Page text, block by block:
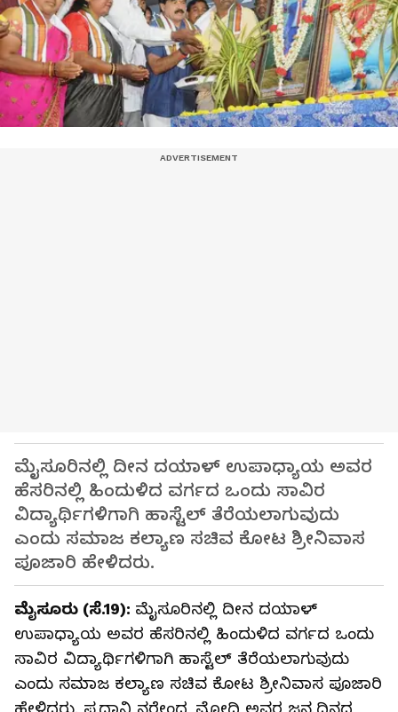
ಮೈಸೂರಿನಲ್ಲಿ ದೀನ ದಯಾಳ್‌ ಉಪಾಧ್ಯಾಯ ಅವರ
ಹೆಸರಿನಲ್ಲಿ ಹಿಂದುಳಿದ ವರ್ಗದ ಒಂದು ಸಾವಿರ
ವಿದ್ಯಾರ್ಥಿಗಳಿಗಾಗಿ ಹಾಸ್ಟೆಲ್‌ ತೆರೆಯಲಾಗುವುದು
ಎಂದು ಸಮಾಜ ಕಲ್ಯಾಣ ಸಚಿವ ಕೋಟ ಶ್ರೀನಿವಾಸ
ಪೂಜಾರಿ ಹೇಳಿದರು.
ಮೈಸೂರು (ಸೆ.19): ಮೈಸೂರಿನಲ್ಲಿ ದೀನ ದಯಾಳ್‌
ಉಪಾಧ್ಯಾಯ ಅವರ ಹೆಸರಿನಲ್ಲಿ ಹಿಂದುಳಿದ ವರ್ಗದ ಒಂದು
ಸಾವಿರ ವಿದ್ಯಾರ್ಥಿಗಳಿಗಾಗಿ ಹಾಸ್ಟೆಲ್‌ ತೆರೆಯಲಾಗುವುದು
ಎಂದು ಸಮಾಜ ಕಲ್ಯಾಣ ಸಚಿವ ಕೋಟ ಶ್ರೀನಿವಾಸ ಪೂಜಾರಿ